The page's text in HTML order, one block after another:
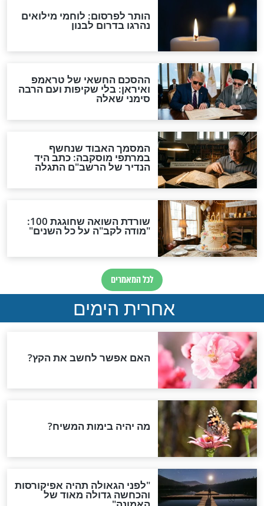
הילדים
אשר פריינד
טוב, לרגל יום פטירתו - ו’ סיון
כשהרב יוסף
החזיר את כספי
צדיקים
הסגולה הגדולה של היום:
הילולת המהרי"ל
צדיקים
מרתקת בליווי מצגת